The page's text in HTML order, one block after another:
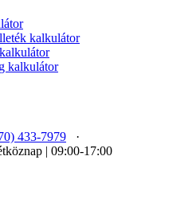
kalkulátor
kalkulátor
433-7979
·
| 09:00-17:00